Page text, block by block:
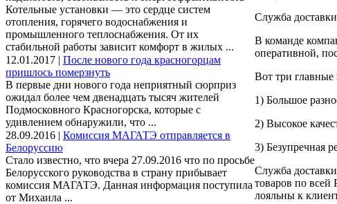
Котельные установки — это сердце систем
отопления, горячего водоснабжения и
промышленного теплоснабжения. От их
стабильной работы зависит комфорт в жилых ...
12.01.2017 | После нового года красногорцам
пришлось померзнуть
В первые дни нового года неприятный сюрприз
ожидал более чем двенадцать тысяч жителей
Подмосковного Красногорска, которые с
удивлением обнаружили, что ...
28.09.2016 | Комиссия МАГАТЭ отправляется в
Белоруссию
Стало известно, что вчера 27.09.2016 что по просьбе
Белорусского руководства в страну прибывает
комиссия МАГАТЭ. Данная информация поступила
от Михаила ...
Служба
В команде
оперативной,
Вот три
1) Большое
2) Высокое
3) Безупречная
Служба
товаров по всей
лояльны к